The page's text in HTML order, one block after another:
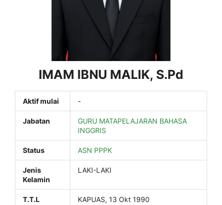
IMAM IBNU MALIK, S.Pd
Aktif mulai -
Jabatan
GURU MATAPELAJARAN BAHASA
INGGRIS
Status ASN PPPK
Jenis
Kelamin
LAKI-LAKI
T.T.L KAPUAS, 13 Okt 1990